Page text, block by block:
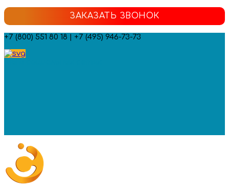
ЗАКАЗАТЬ ЗВОНОК
+7 (800) 551 80 18 | +7 (495) 946-73-73